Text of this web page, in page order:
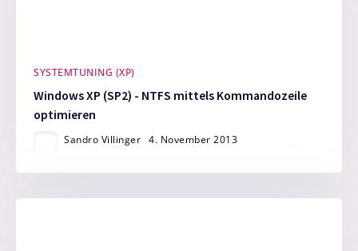
SYSTEMTUNING (XP)
Windows XP (SP2) - NTFS mittels Kommandozeile
optimieren
Sandro Villinger 4. November 2013